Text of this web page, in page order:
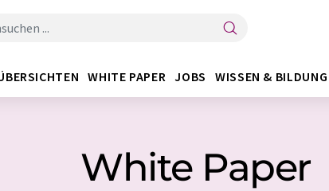
WHITE PAPER JOBS WISSEN & BILDUNG
White Paper